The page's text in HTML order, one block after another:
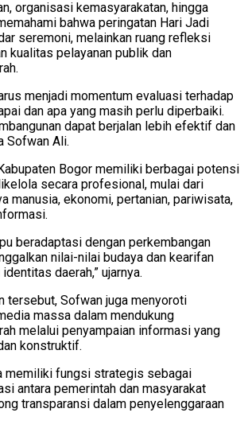
organisasi kemasyarakatan, hingga
bahwa peringatan Hari Jadi
seremoni, melainkan ruang refleksi
kualitas pelayanan publik dan
menjadi momentum evaluasi terhadap
dan apa yang masih perlu diperbaiki.
dapat berjalan lebih efektif dan
Sofwan Ali.
Bogor memiliki berbagai potensi
secara profesional, mulai dari
manusia, ekonomi, pertanian, pariwisata,
beradaptasi dengan perkembangan
nilai-nilai budaya dan kearifan
daerah,” ujarnya.
tersebut, Sofwan juga menyoroti
massa dalam mendukung
melalui penyampaian informasi yang
konstruktif.
memiliki fungsi strategis sebagai
antara pemerintah dan masyarakat
transparansi dalam penyelenggaraan